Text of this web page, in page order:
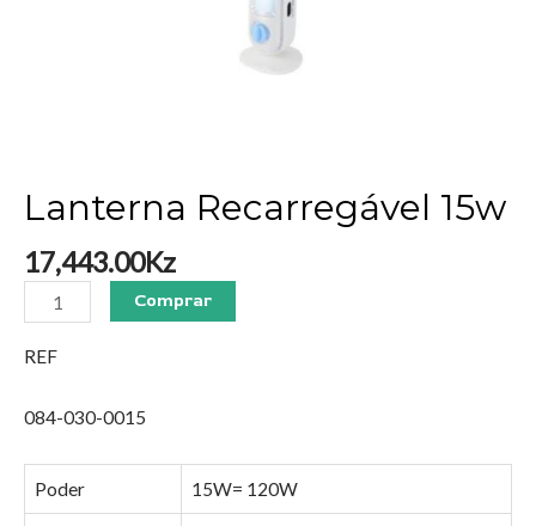
Lanterna Recarregável 15w
17,443.00Kz
Comprar
REF
084-030-0015
Poder 15W= 120W